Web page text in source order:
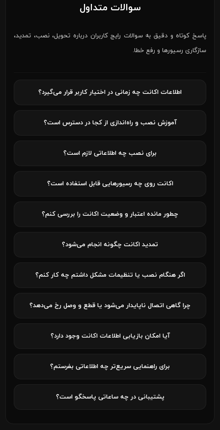
سوالات متداول
پاسخ کوتاه و دقیق به سوالات رایج کاربران درباره تحویل، نصب، تمدید،
سازگاری رسیورها و رفع خطا.
اطلاعات اکانت چه زمانی در اختیار کاربر قرار می‌گیرد؟
آموزش نصب و راه‌اندازی از کجا در دسترس است؟
برای نصب چه اطلاعاتی لازم است؟
اکانت روی چه رسیورهایی قابل استفاده است؟
چطور مانده اعتبار و وضعیت اکانت را بررسی کنم؟
تمدید اکانت چگونه انجام می‌شود؟
اگر هنگام نصب یا تنظیمات مشکل داشتم چه کار کنم؟
چرا گاهی اتصال ناپایدار می‌شود یا قطع و وصل رخ می‌دهد؟
آیا امکان بازیابی اطلاعات اکانت وجود دارد؟
برای راهنمایی سریع‌تر چه اطلاعاتی بفرستم؟
پشتیبانی در چه ساعاتی پاسخگو است؟